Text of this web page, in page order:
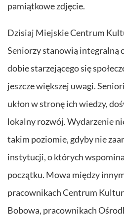
pamiątkowe zdjęcie.
Dzisiaj Miejskie Centrum
Seniorzy stanowią integralną
dobie starzejącego się
jeszcze większej uwagi.
ukłon w stronę ich wiedzy,
lokalny rozwój. Wydarzenie
takim poziomie, gdyby nie
instytucji, o których
początku. Mowa między
pracownikach Centrum
Bobowa, pracownikach